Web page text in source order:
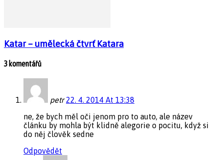
Katar – umělecká čtvrť Katara
3 komentářů
petr 22. 4. 2014 At 13:38
ne, že bych měl oči jenom pro to auto, ale název
článku by mohla být klidně alegorie o pocitu, když si
do něj člověk sedne
Odpovědět